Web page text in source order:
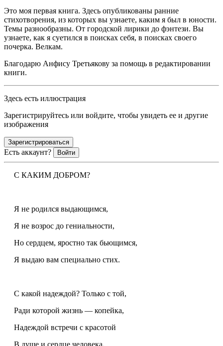
Это моя первая книга. Здесь опубликованы ранние
стихотворения, из которых вы узнаете, каким я был в юности.
Темы разнообразны. От городской лирики до фэнтези. Вы
узнаете, как я суетился в поисках себя, в поисках своего
почерка. Велкам.
Благодарю Анфису Третьякову за помощь в редактировании
книги.
Здесь есть иллюстрация
Зарегистрируйтесь или войдите, чтобы увидеть ее и другие
изображения
Зарегистрироваться
Есть аккаунт? Войти
С КАКИМ ДОБРОМ?
Я не родился выдающимся,
Я не возрос до гениальности,
Но сердцем, яростно так бьющимся,
Я выдаю вам специально стих.
С какой надеждой? Только с той,
Ради которой жизнь — копейка,
Надеждой встречи с красотой
В душе и сердце человека.